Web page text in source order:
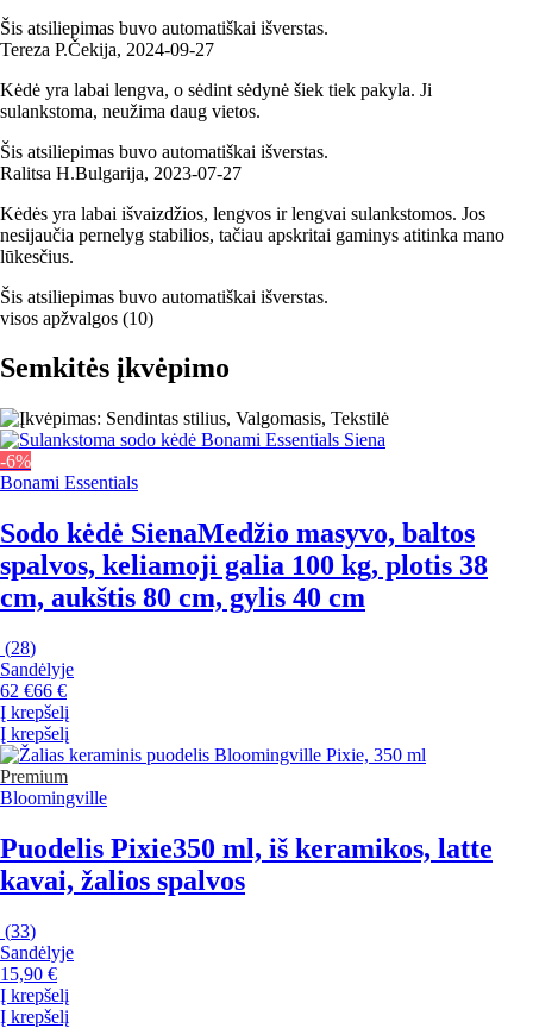
Šis atsiliepimas buvo automatiškai išverstas.
Tereza P.Čekija, 2024‑09‑27
Kėdė yra labai lengva, o sėdint sėdynė šiek tiek pakyla. Ji
sulankstoma, neužima daug vietos.
Šis atsiliepimas buvo automatiškai išverstas.
Ralitsa H.Bulgarija, 2023‑07‑27
Kėdės yra labai išvaizdžios, lengvos ir lengvai sulankstomos. Jos
nesijaučia pernelyg stabilios, tačiau apskritai gaminys atitinka mano
lūkesčius.
Šis atsiliepimas buvo automatiškai išverstas.
visos apžvalgos (10)
Semkitės įkvėpimo
-6%
Bonami Essentials
Sodo kėdė SienaMedžio masyvo, baltos
spalvos, keliamoji galia 100 kg, plotis 38
cm, aukštis 80 cm, gylis 40 cm
(28)
Sandėlyje
62 €66 €
Į krepšelį
Į krepšelį
Premium
Bloomingville
Puodelis Pixie350 ml, iš keramikos, latte
kavai, žalios spalvos
(33)
Sandėlyje
15,90 €
Į krepšelį
Į krepšelį